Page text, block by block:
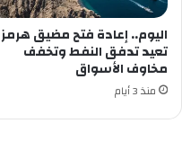
اليوم.. إعادة فتح مضيق هرمز
تعيد تدفق النفط وتخفف
مخاوف الأسواق
منذ 3 أيام